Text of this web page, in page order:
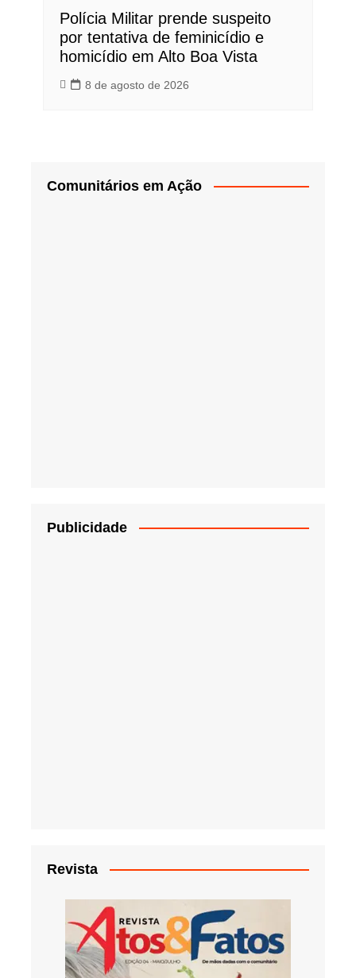
Polícia Militar prende suspeito
por tentativa de feminicídio e
homicídio em Alto Boa Vista
8 de agosto de 2026
Comunitários em Ação
Publicidade
Revista